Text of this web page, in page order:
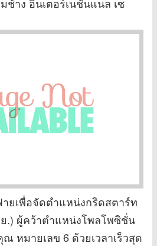
าง อินเตอร์เนชั่นแนล เซ
ยเพื่อจัดตำแหน่งกริดสตาร์ท
.) ผู้คว้าตำแหน่งโพลโพซิชั่น
หมายเลข 6 ด้วยเวลาเร็วสุด